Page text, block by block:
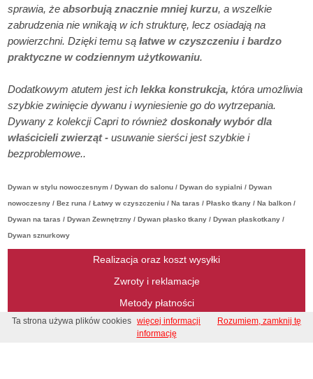
sprawia, żeabsorbują znacznie mniej kurzu, a wszelkie
zabrudzenia nie wnikają w ich strukturę, lecz osiadają na
powierzchni. Dzięki temu są łatwe w czyszczeniu i bardzo
praktyczne w codziennym użytkowaniu.
Dodatkowym atutem jest ich lekka konstrukcja,która umożliwia
szybkie zwinięcie dywanu i wyniesienie go do wytrzepania.
Dywany z kolekcji Capri to równieżdoskonały wybór dla
właścicieli zwierząt - usuwanie sierści jest szybkie i
bezproblemowe..
Dywan w stylu nowoczesnym / Dywan do salonu / Dywan do sypialni / Dywan
nowoczesny / Bez runa / Łatwy w czyszczeniu / Na taras / Płasko tkany / Na balkon /
Dywan na taras / Dywan Zewnętrzny / Dywan płasko tkany / Dywan płaskotkany /
Dywan sznurkowy
Realizacja oraz koszt wysyłki
Zwroty i reklamacje
Metody płatności
Regulamin
Ta strona używa plików cookies więcej informacji
Rozumiem, zamknij tę
informację